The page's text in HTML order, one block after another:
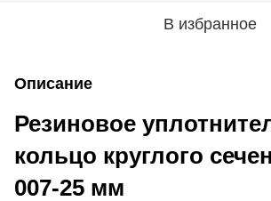
В избранное
Описание
Резиновое
кольцо круглого
007-25 мм